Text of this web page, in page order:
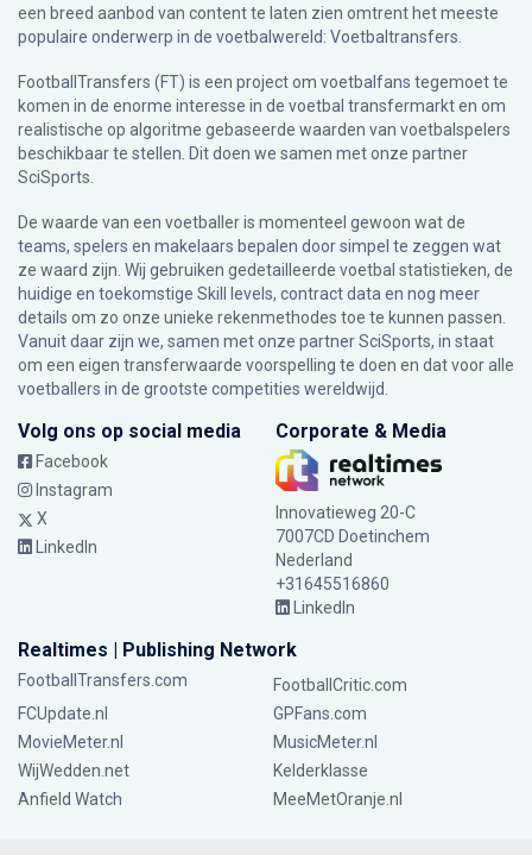
een breed aanbod van content te laten zien omtrent het meeste
populaire onderwerp in de voetbalwereld: Voetbaltransfers.
FootballTransfers (FT) is een project om voetbalfans tegemoet te
komen in de enorme interesse in de voetbal transfermarkt en om
realistische op algoritme gebaseerde waarden van voetbalspelers
beschikbaar te stellen. Dit doen we samen met onze partner
SciSports
De waarde van een voetballer is momenteel gewoon wat de
teams, spelers en makelaars bepalen door simpel te zeggen wat
ze waard zijn. Wij gebruiken gedetailleerde voetbal statistieken, de
huidige en toekomstige Skill levels, contract data en nog meer
details om zo onze unieke rekenmethodes toe te kunnen passen.
Vanuit daar zijn we, samen met onze partner SciSports, in staat
om een eigen transferwaarde voorspelling te doen en dat voor alle
voetballers in de grootste competities wereldwijd.
Volg ons op social media
Facebook
Instagram
X
LinkedIn
Corporate & Media
Innovatieweg 20-C
7007CD Doetinchem
Nederland
+31645516860
LinkedIn
Realtimes | Publishing Network
FootballTransfers.com
FootballCritic.com
FCUpdate.nl
GPFans.com
MovieMeter.nl
MusicMeter.nl
WijWedden.net
Kelderklasse
Anfield Watch
MeeMetOranje.nl